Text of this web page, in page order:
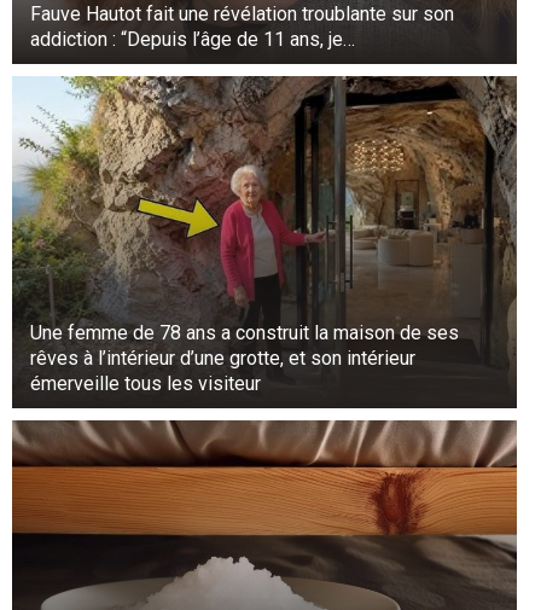
Fauve Hautot fait une révélation troublante sur son
addiction : “Depuis l’âge de 11 ans, je…
Une femme de 78 ans a construit la maison de ses
rêves à l’intérieur d’une grotte, et son intérieur
émerveille tous les visiteur